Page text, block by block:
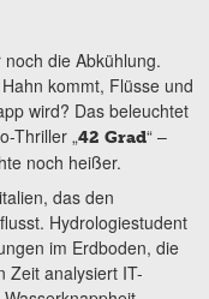
die Abkühlung.
kommt, Flüsse und
wird? Das beleuchtet
Thriller „42 Grad“ –
noch heißer.
das den
Hydrologiestudent
im Erdboden, die
Zeit analysiert IT-